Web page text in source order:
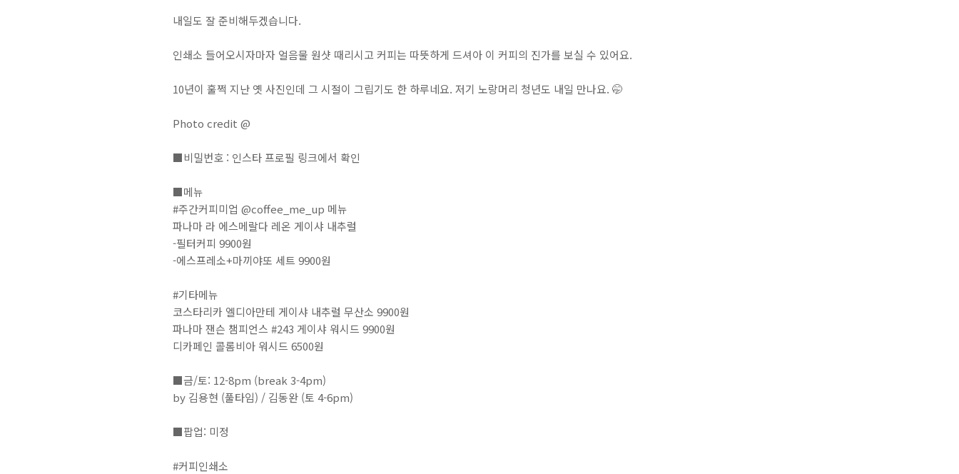
내일도 잘 준비해두겠습니다.⁣
인쇄소 들어오시자마자 얼음물 원샷 때리시고 커피는 따뜻하게 드셔아 이 커피의 진가를 보실 수 있어요. ⁣
10년이 훌쩍 지난 옛 사진인데 그 시절이 그립기도 한 하루네요. 저기 노랑머리 청년도 내일 만나요. 🤭⁣
Photo credit @⁣
■비밀번호 : 인스타 프로필 링크에서 확인⁣⁣⁣⁣⁣⁣⁣⁣⁣⁣⁣⁣⁣⁣⁣⁣⁣⁣⁣⁣⁣⁣⁣⁣⁣⁣⁣⁣⁣⁣⁣⁣⁣⁣⁣⁣⁣⁣⁣⁣⁣⁣⁣⁣⁣⁣⁣⁣⁣⁣⁣⁣⁣⁣⁣⁣⁣⁣⁣⁣⁣⁣⁣⁣⁣⁣⁣⁣⁣⁣⁣⁣⁣⁣⁣⁣⁣⁣⁣⁣⁣⁣⁣⁣⁣⁣⁣⁣⁣⁣⁣⁣⁣⁣⁣⁣⁣⁣⁣⁣⁣⁣⁣⁣⁣⁣⁣⁣⁣⁣⁣⁣⁣⁣⁣⁣⁣⁣⁣⁣⁣⁣⁣⁣⁣⁣⁣⁣⁣⁣⁣⁣⁣⁣⁣⁣⁣⁣⁣⁣⁣⁣⁣⁣⁣⁣⁣⁣⁣⁣⁣⁣⁣⁣⁣⁣⁣⁣⁣⁣⁣⁣⁣⁣⁣⁣⁣⁣⁣⁣⁣⁣⁣⁣⁣⁣⁣⁣⁣⁣⁣⁣⁣⁣⁣⁣⁣⁣⁣⁣⁣⁣⁣⁣⁣⁣⁣⁣⁣⁣⁣⁣⁣⁣⁣⁣⁣⁣⁣⁣⁣⁣⁣⁣⁣⁣⁣⁣⁣⁣⁣⁣⁣⁣⁣⁣⁣⁣⁣⁣⁣⁣⁣⁣⁣⁣⁣⁣⁣⁣⁣⁣⁣⁣⁣⁣⁣⁣⁣⁣⁣⁣⁣⁣⁣⁣⁣⁣⁣⁣⁣⁣⁣⁣⁣⁣⁣⁣⁣⁣⁣⁣⁣⁣⁣⁣⁣⁣⁣
■메뉴⁣⁣⁣⁣⁣⁣⁣⁣⁣⁣⁣⁣⁣⁣⁣⁣⁣⁣⁣⁣⁣⁣⁣⁣⁣⁣⁣⁣⁣⁣⁣⁣⁣⁣⁣⁣⁣⁣⁣⁣⁣⁣⁣⁣⁣⁣⁣⁣⁣⁣⁣⁣⁣⁣⁣⁣⁣⁣⁣⁣⁣⁣⁣⁣⁣⁣⁣⁣⁣⁣⁣⁣⁣⁣⁣⁣⁣⁣⁣⁣⁣⁣⁣⁣⁣⁣⁣⁣⁣⁣⁣⁣⁣⁣⁣⁣⁣⁣⁣⁣⁣⁣⁣⁣⁣⁣⁣⁣⁣⁣⁣⁣⁣⁣⁣⁣⁣⁣⁣⁣⁣⁣⁣⁣⁣⁣⁣⁣⁣⁣⁣⁣⁣⁣⁣⁣⁣⁣⁣⁣⁣⁣⁣⁣⁣⁣⁣⁣⁣⁣⁣⁣⁣⁣⁣⁣⁣⁣⁣⁣⁣⁣⁣⁣⁣⁣⁣⁣⁣⁣⁣⁣⁣⁣⁣⁣⁣⁣⁣⁣⁣⁣⁣⁣⁣⁣⁣⁣⁣⁣⁣⁣⁣⁣⁣⁣⁣⁣⁣⁣⁣⁣⁣⁣⁣⁣⁣⁣⁣⁣⁣⁣⁣⁣⁣⁣⁣⁣⁣⁣⁣⁣⁣⁣⁣⁣⁣⁣⁣⁣⁣⁣⁣⁣⁣⁣⁣⁣⁣⁣⁣⁣⁣⁣⁣⁣⁣⁣⁣⁣⁣⁣⁣⁣⁣⁣⁣⁣⁣⁣⁣⁣⁣⁣⁣⁣⁣⁣⁣⁣⁣⁣⁣⁣⁣⁣⁣⁣⁣⁣⁣⁣⁣⁣⁣⁣⁣⁣⁣⁣⁣⁣⁣⁣⁣⁣⁣⁣⁣⁣⁣⁣
#주간커피미업 @coffee_me_up 메뉴⁣⁣⁣⁣⁣⁣⁣⁣⁣⁣
⁣파나마 라 에스메랄다 레온 게이샤 내추럴⁣⁣
-필터커피 9900원⁣⁣⁣⁣⁣⁣⁣⁣⁣⁣
-에스프레소+마끼야또 세트 9900원⁣⁣⁣⁣⁣⁣
#기타메뉴⁣⁣⁣⁣⁣⁣⁣⁣⁣⁣
코스타리카 엘디아만테 게이샤 내추럴 무산소 9900원⁣⁣⁣⁣
파나마 잰슨 챔피언스 #243 게이샤 워시드⁣⁣ 9900원⁣⁣⁣⁣
디카페인 콜롬비아 워시드 6500원⁣⁣⁣⁣⁣⁣⁣⁣⁣⁣
■금/토: 12-8pm (break 3-4pm)⁣⁣⁣⁣⁣⁣⁣⁣⁣⁣⁣⁣⁣⁣⁣⁣⁣⁣⁣⁣⁣⁣⁣⁣⁣⁣⁣⁣⁣⁣⁣⁣⁣⁣⁣⁣⁣⁣⁣⁣⁣⁣⁣⁣⁣⁣⁣⁣⁣⁣⁣⁣⁣⁣⁣⁣⁣⁣⁣⁣⁣⁣⁣⁣⁣⁣⁣⁣⁣⁣⁣⁣⁣⁣⁣⁣⁣⁣⁣⁣⁣⁣⁣⁣⁣⁣⁣⁣⁣⁣⁣⁣⁣⁣⁣⁣⁣⁣⁣⁣⁣⁣⁣⁣⁣⁣⁣⁣⁣⁣⁣⁣⁣⁣⁣⁣⁣⁣⁣⁣⁣⁣⁣⁣⁣⁣⁣⁣⁣⁣⁣⁣⁣⁣⁣⁣⁣⁣⁣⁣⁣⁣⁣⁣⁣⁣⁣⁣⁣⁣⁣⁣⁣⁣⁣⁣⁣⁣⁣⁣⁣⁣⁣⁣⁣⁣⁣⁣⁣⁣⁣⁣⁣⁣⁣⁣⁣⁣⁣⁣⁣⁣⁣⁣⁣⁣⁣⁣⁣⁣⁣⁣⁣⁣⁣⁣⁣⁣⁣⁣⁣⁣⁣⁣⁣⁣⁣⁣⁣⁣⁣⁣⁣⁣⁣⁣⁣⁣⁣⁣⁣⁣⁣⁣⁣⁣⁣⁣⁣⁣⁣⁣⁣⁣⁣⁣⁣⁣⁣⁣⁣⁣⁣⁣⁣⁣⁣⁣⁣⁣⁣⁣⁣⁣⁣⁣⁣⁣⁣⁣⁣⁣⁣⁣⁣⁣⁣⁣⁣⁣⁣⁣⁣⁣⁣⁣⁣⁣⁣⁣⁣⁣⁣⁣⁣⁣⁣⁣⁣⁣⁣⁣⁣⁣⁣
by 김용현 (풀타임) / 김동완 (토 4-6pm)⁣⁣⁣⁣⁣⁣⁣⁣⁣⁣⁣⁣⁣⁣⁣⁣⁣⁣⁣⁣⁣⁣⁣⁣⁣⁣⁣⁣⁣⁣⁣⁣⁣⁣⁣⁣⁣⁣⁣⁣⁣⁣⁣⁣⁣⁣⁣⁣⁣⁣⁣⁣⁣⁣⁣⁣⁣⁣⁣⁣⁣⁣⁣⁣⁣⁣⁣⁣⁣⁣⁣⁣⁣⁣⁣⁣⁣⁣⁣⁣⁣⁣⠀⁣⁣⁣⁣⁣⁣⁣⁣⁣⁣⁣⁣⁣⁣⁣⁣⁣⁣⁣⁣⁣⁣⁣⁣⁣⁣⁣⁣⁣⁣⁣⁣⁣⁣⁣⁣⁣⁣⁣⁣⁣⁣⁣⁣⁣
■팝업: 미정⁣⁣⁣⁣⁣⁣
#커피인쇄소